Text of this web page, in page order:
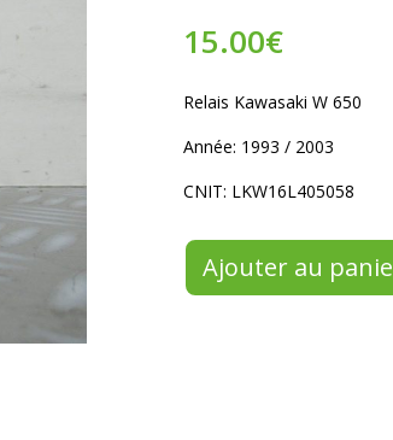
15.00€
Relais Kawasaki W 650
Année: 1993 / 2003
CNIT: LKW16L405058
Ajouter au